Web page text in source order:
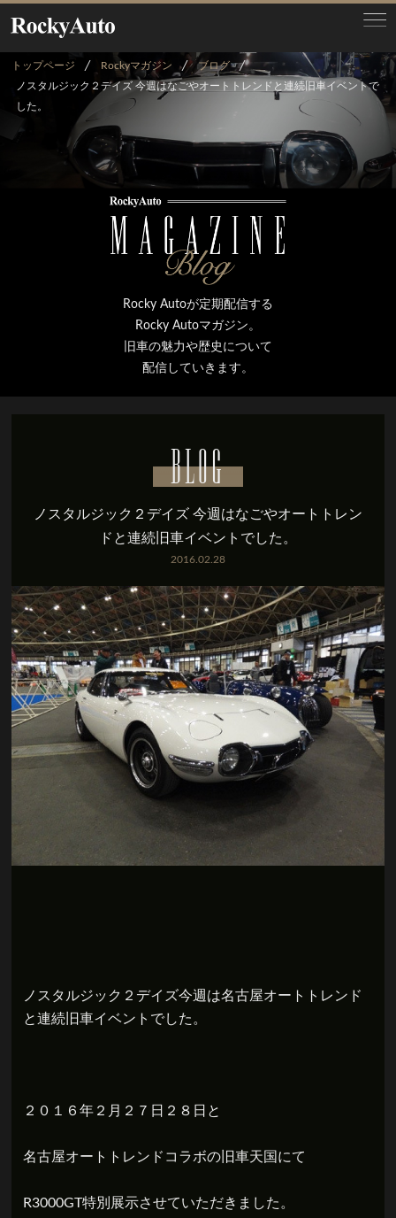
トップページ Rockyマガジン
ブログ
ノスタルジック２デイズ 今週はなごやオートトレンドと連続旧車イベントで
した。
Rocky Autoが定期配信する
Rocky Autoマガジン。
旧車の魅力や歴史について
配信していきます。
BLOG
ノスタルジック２デイズ 今週はなごやオートトレン
ドと連続旧車イベントでした。
2016.02.28
ノスタルジック２デイズ今週は名古屋オートトレンド
と連続旧車イベントでした。
２０１６年２月２７日２８日と
名古屋オートトレンドコラボの旧車天国にて
R3000GT特別展示させていただきました。